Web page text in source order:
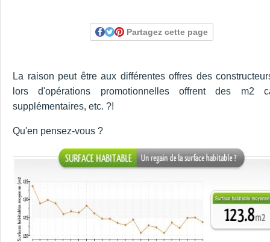
Partagez cette page
La raison peut être aux différentes offres des
lors d'opérations promotionnelles offrent des m2
supplémentaires, etc. ?!
Qu'en pensez-vous ?